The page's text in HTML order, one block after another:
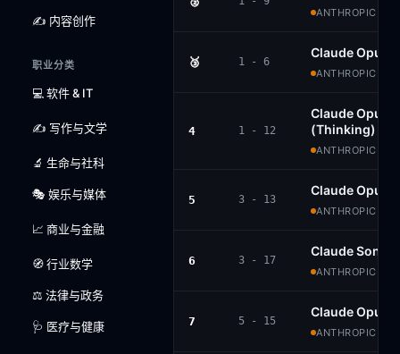
✍️ 内容创作
职业分类
💻 软件 & IT
✍️ 写作与文学
🔬 生命与社科
🎭 娱乐与媒体
📈 商业与金融
🧭 行业数学
⚖️ 法律与政务
🩺 医疗与健康
ANTHROPIC ·
🥉 1 - 6
Claude Opus
ANTHROPIC ·
4 1 - 12
Claude Opus
(Thinking)
ANTHROPIC ·
5 3 - 13
Claude Opus
ANTHROPIC ·
6 3 - 17
Claude
ANTHROPIC ·
7 5 - 15
Claude Opus
ANTHROPIC ·